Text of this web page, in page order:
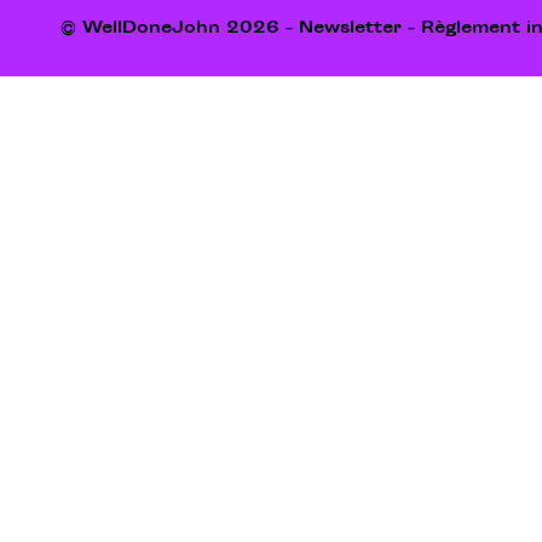
© WellDoneJohn 2026 - Newsletter - Règlement